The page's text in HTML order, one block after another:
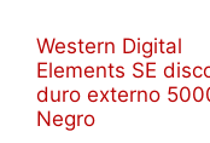
Western Digital
Elements SE
duro externo
Negro